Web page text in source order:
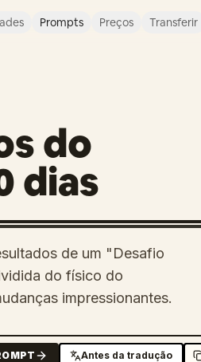
Prompts Preços Transferir
do
dias
de um "Desafio
do físico do
impressionantes.
Antes da tradução